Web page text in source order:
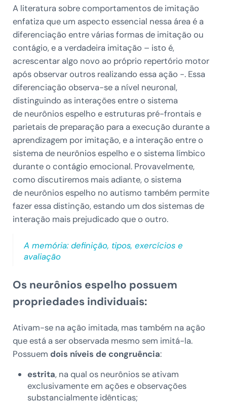
A literatura sobre comportamentos de imitação
enfatiza que um aspecto essencial nessa área é a
diferenciação entre várias formas de imitação ou
contágio, e a verdadeira imitação – isto é,
acrescentar algo novo ao próprio repertório motor
após observar outros realizando essa ação -. Essa
diferenciação observa-se a nível neuronal,
distinguindo as interações entre o sistema
de neurônios espelho e estruturas pré-frontais e
parietais de preparação para a execução durante a
aprendizagem por imitação, e a interação entre o
sistema de neurônios espelho e o sistema límbico
durante o contágio emocional. Provavelmente,
como discutiremos mais adiante, o sistema
de neurônios espelho no autismo também permite
fazer essa distinção, estando um dos sistemas de
interação mais prejudicado que o outro.
A memória: definição, tipos, exercícios e
avaliação
Os neurônios espelho possuem
propriedades individuais:
Ativam-se na ação imitada, mas também na ação
que está a ser observada mesmo sem imitá-la.
Possuem dois níveis de congruência:
estrita, na qual os neurônios se ativam
exclusivamente em ações e observações
substancialmente idênticas;